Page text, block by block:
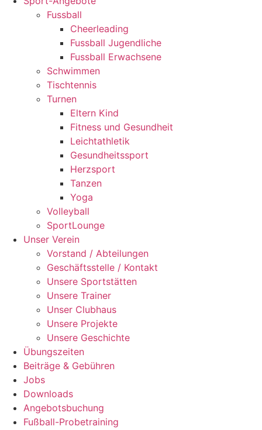
Fussball
Cheerleading
Fussball Jugendliche
Fussball Erwachsene
Schwimmen
Tischtennis
Turnen
Eltern Kind
Fitness und Gesundheit
Leichtathletik
Gesundheitssport
Herzsport
Tanzen
Yoga
Volleyball
SportLounge
Unser Verein
Vorstand / Abteilungen
Geschäftsstelle / Kontakt
Unsere Sportstätten
Unsere Trainer
Unser Clubhaus
Unsere Projekte
Unsere Geschichte
Übungszeiten
Beiträge & Gebühren
Jobs
Downloads
Angebotsbuchung
Fußball-Probetraining